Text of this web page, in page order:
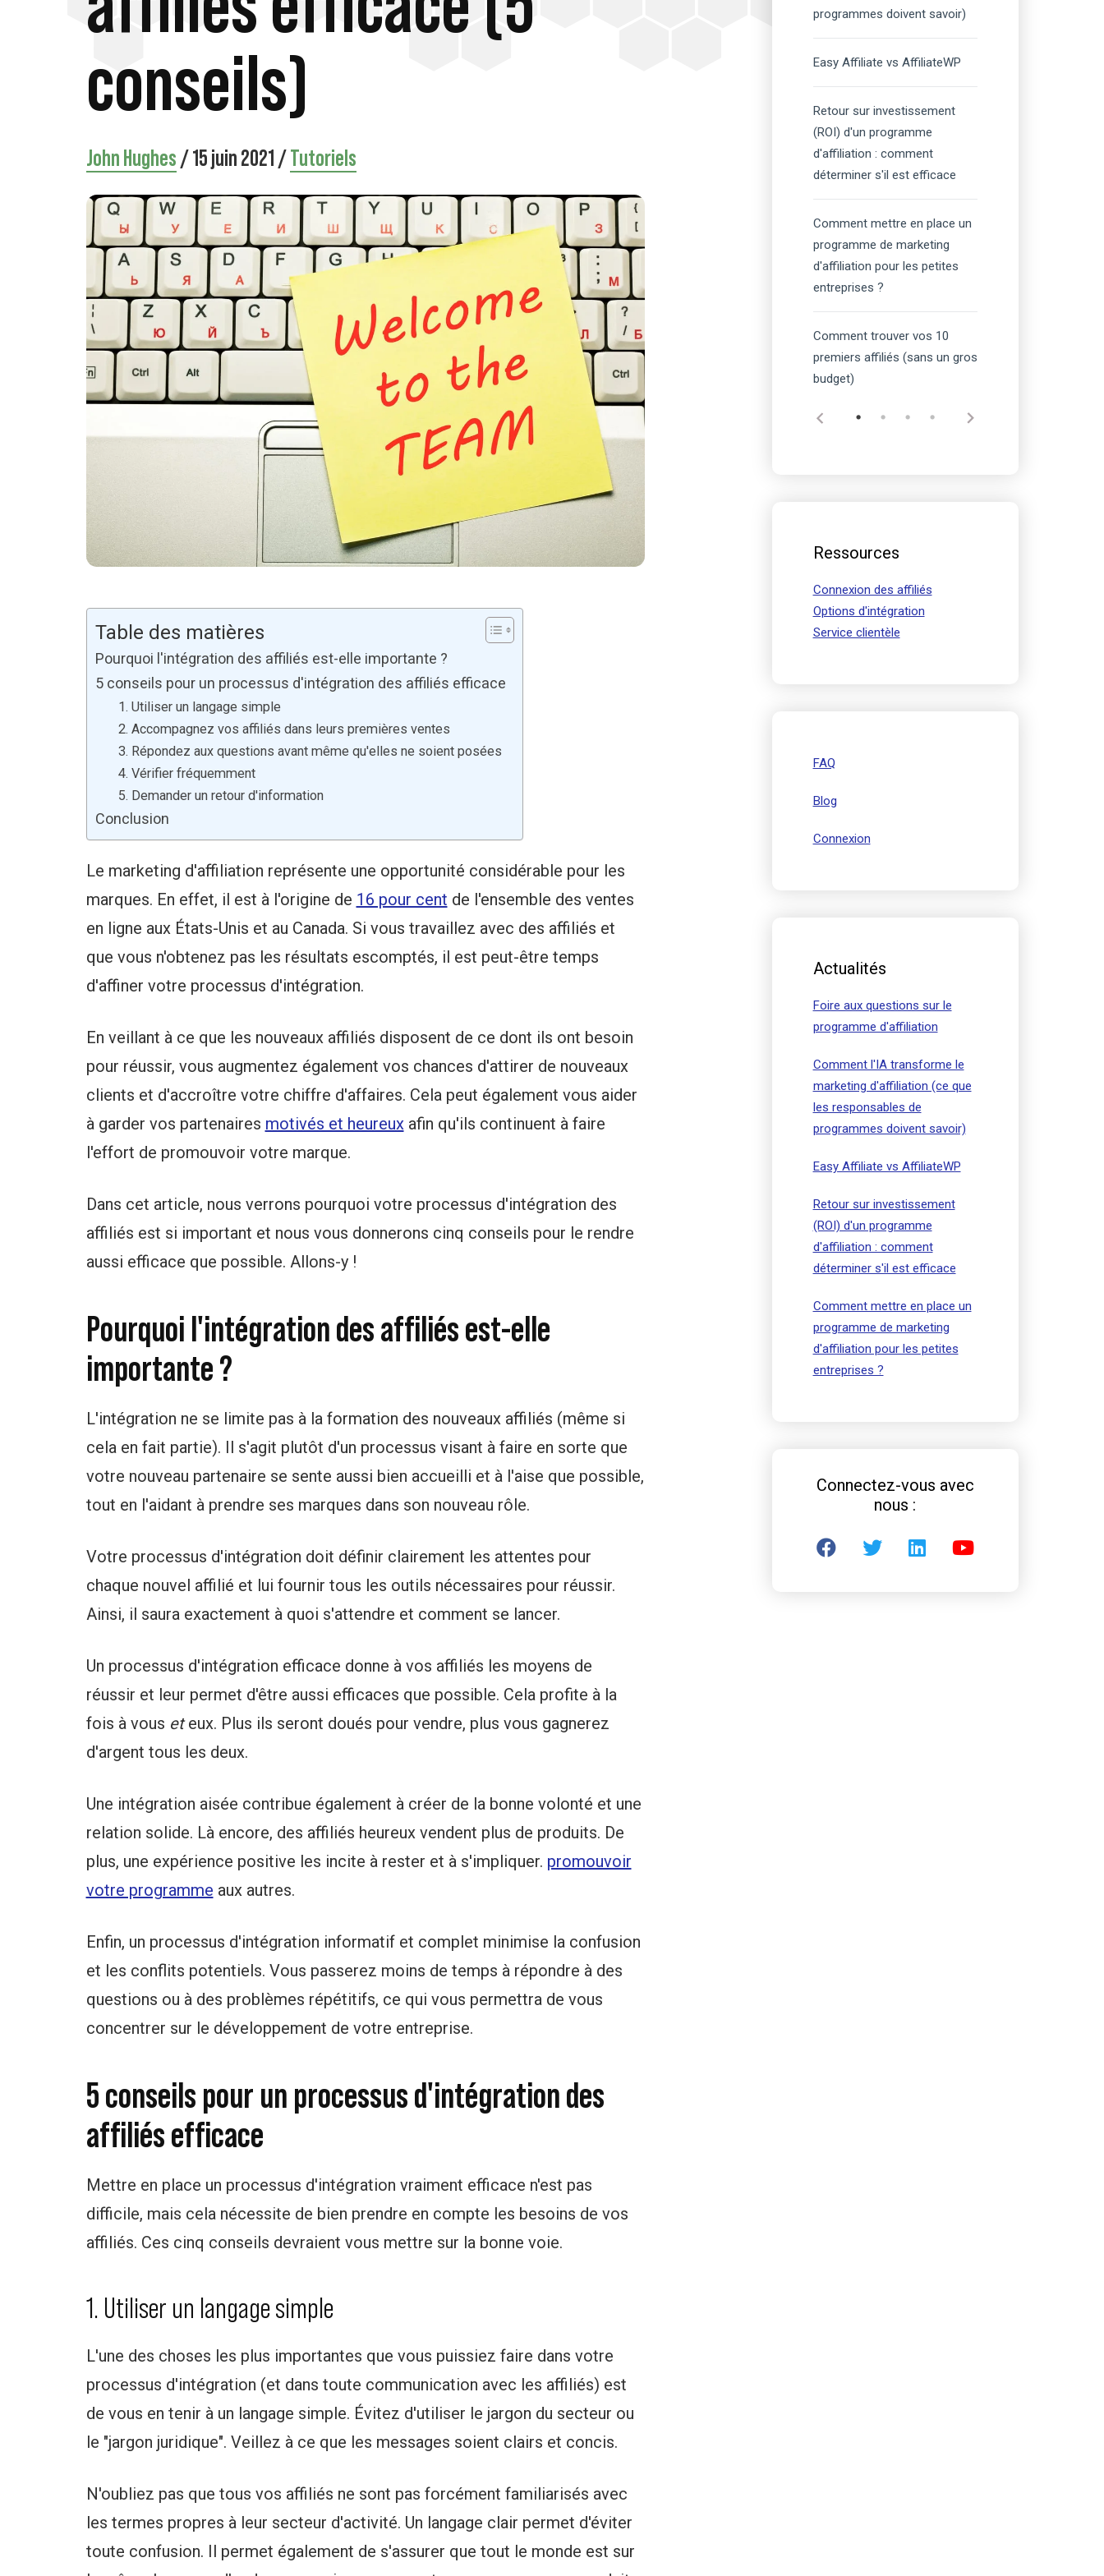
conseils)
John Hughes/15 juin 2021/Tutoriels
Table des matières
Pourquoi l'intégration des affiliés est-elle importante ?
5 conseils pour un processus d'intégration des affiliés efficace
1. Utiliser un langage simple
2. Accompagnez vos affiliés dans leurs premières ventes
3. Répondez aux questions avant même qu'elles ne soient posées
4. Vérifier fréquemment
5. Demander un retour d'information
Conclusion
Le marketing d'affiliation représente une opportunité considérable pour les
marques. En effet, il est à l'origine de 16 pour cent de l'ensemble des ventes
en ligne aux États-Unis et au Canada. Si vous travaillez avec des affiliés et
que vous n'obtenez pas les résultats escomptés, il est peut-être temps
d'affiner votre processus d'intégration.
En veillant à ce que les nouveaux affiliés disposent de ce dont ils ont besoin
pour réussir, vous augmentez également vos chances d'attirer de nouveaux
clients et d'accroître votre chiffre d'affaires. Cela peut également vous aider
à garder vos partenaires motivés et heureuxafin qu'ils continuent à faire
l'effort de promouvoir votre marque.
Dans cet article, nous verrons pourquoi votre processus d'intégration des
affiliés est si important et nous vous donnerons cinq conseils pour le rendre
aussi efficace que possible. Allons-y !
Pourquoi l'intégration des affiliés est-elle
importante ?
L'intégration ne se limite pas à la formation des nouveaux affiliés (même si
cela en fait partie). Il s'agit plutôt d'un processus visant à faire en sorte que
votre nouveau partenaire se sente aussi bien accueilli et à l'aise que possible,
tout en l'aidant à prendre ses marques dans son nouveau rôle.
Votre processus d'intégration doit définir clairement les attentes pour
chaque nouvel affilié et lui fournir tous les outils nécessaires pour réussir.
Ainsi, il saura exactement à quoi s'attendre et comment se lancer.
Un processus d'intégration efficace donne à vos affiliés les moyens de
réussir et leur permet d'être aussi efficaces que possible. Cela profite à la
fois à vous eteux. Plus ils seront doués pour vendre, plus vous gagnerez
d'argent tous les deux.
Une intégration aisée contribue également à créer de la bonne volonté et une
relation solide. Là encore, des affiliés heureux vendent plus de produits. De
plus, une expérience positive les incite à rester et à s'impliquer. promouvoir
votre programme aux autres.
Enfin, un processus d'intégration informatif et complet minimise la confusion
et les conflits potentiels. Vous passerez moins de temps à répondre à des
questions ou à des problèmes répétitifs, ce qui vous permettra de vous
concentrer sur le développement de votre entreprise.
5 conseils pour un processus d'intégration des
affiliés efficace
Mettre en place un processus d'intégration vraiment efficace n'est pas
difficile, mais cela nécessite de bien prendre en compte les besoins de vos
affiliés. Ces cinq conseils devraient vous mettre sur la bonne voie.
1. Utiliser un langage simple
L'une des choses les plus importantes que vous puissiez faire dans votre
processus d'intégration (et dans toute communication avec les affiliés) est
de vous en tenir à un langage simple. Évitez d'utiliser le jargon du secteur ou
le "jargon juridique". Veillez à ce que les messages soient clairs et concis.
N'oubliez pas que tous vos affiliés ne sont pas forcément familiarisés avec
les termes propres à leur secteur d'activité. Un langage clair permet d'éviter
toute confusion. Il permet également de s'assurer que tout le monde est sur
programmes doivent savoir)
Easy Affiliate vs AffiliateWP
Retour sur investissement
(ROI) d'un programme
d'affiliation : comment
déterminer s'il est efficace
Comment mettre en place un
programme de marketing
d'affiliation pour les petites
entreprises ?
Comment trouver vos 10
premiers affiliés (sans un gros
budget)
Ressources
Connexion des affiliés
Options d'intégration
Service clientèle
FAQ
Blog
Connexion
Actualités
Foire aux questions sur le
programme d'affiliation
Comment l'IA transforme le
marketing d'affiliation (ce que
les responsables de
programmes doivent savoir)
Easy Affiliate vs AffiliateWP
Retour sur investissement
(ROI) d'un programme
d'affiliation : comment
déterminer s'il est efficace
Comment mettre en place un
programme de marketing
d'affiliation pour les petites
entreprises ?
Connectez-vous avec
nous :